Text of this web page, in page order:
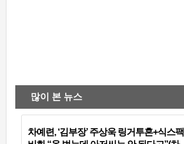
많이 본 뉴스
차예련, ‘김부장’ 주상욱 링거투혼+식스팩